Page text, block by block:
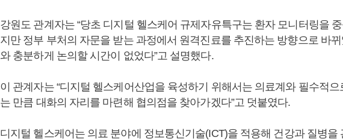
강원도 관계자는 “당초 디지털 헬스케어 규제자유특구는 환자 모니터링을
지만 정부 부처의 자문을 받는 과정에서 원격진료를 추진하는 방향으로 바뀌
와 충분하게 논의할 시간이 없었다”고 설명했다.
이 관계자는 “디지털 헬스케어산업을 육성하기 위해서는 의료계와 필수적
는 만큼 대화의 자리를 마련해 협의점을 찾아가겠다”고 덧붙였다.
디지털 헬스케어는 의료 분야에 정보통신기술(ICT)을 적용해 건강과 질병을